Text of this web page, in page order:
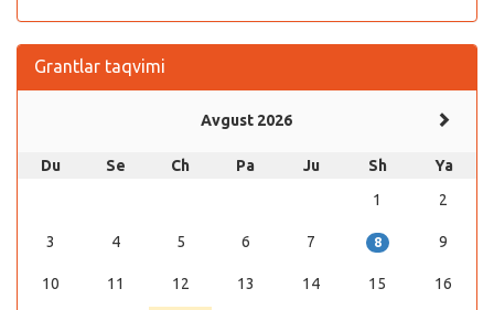
Grantlar taqvimi
Avgust 2026
Du Se Ch Pa Ju Sh
Ya
1
2
3 4 5 6 7 8 9
10 11 12 13 14 15 16